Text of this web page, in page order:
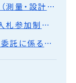
入札制度等の見直しについて（測量・設計・調査の委託）
入札制度の見直しについて（入札参加制限等）
室蘭ふるさと応援寄附金業務委託に係る企画提案の募集（公募型プロポーザル方式）